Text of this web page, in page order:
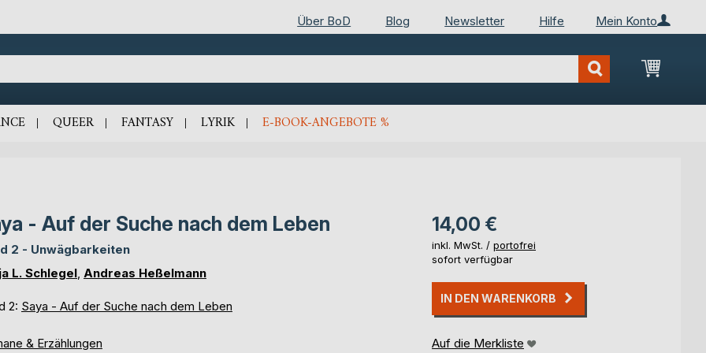
Mein Konto
Über BoD Blog Newsletter Hilfe
Mein
QUEER FANTASY LYRIK E-BOOK-ANGEBOTE %
- Auf der Suche nach dem Leben
2 - Unwägbarkeiten
L. Schlegel Andreas Heßelmann
2: Saya - Auf der Suche nach dem Leben
& Erzählungen
14,00 €
inkl. MwSt. / portofrei
sofort verfügbar
IN DEN WARENKORB
Auf die Merkliste